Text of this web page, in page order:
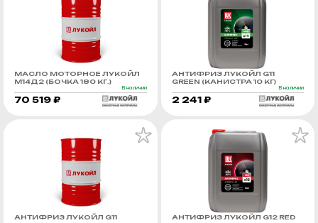
МАСЛО МОТОРНОЕ ЛУКОЙЛ
М14Д2 (БОЧКА 180 КГ.)
В наличии
70 519 ₽
АНТИФРИЗ ЛУКОЙЛ G11
GREEN (КАНИСТРА 10 КГ)
В наличии
2 241 ₽
АНТИФРИЗ ЛУКОЙЛ G11
АНТИФРИЗ ЛУКОЙЛ G12 RED